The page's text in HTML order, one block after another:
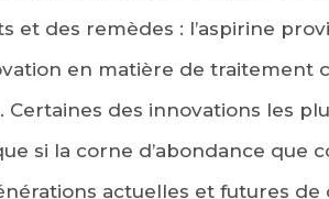
et des remèdes : l’aspirine
en matière de traitement
Certaines des innovations les
si la corne d’abondance
actuelles et futures